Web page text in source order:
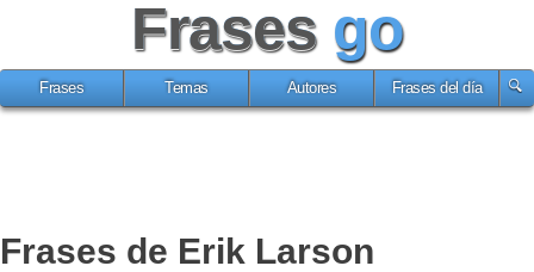
Frases go
Frases Temas Autores Frases del día
Frases de Erik Larson